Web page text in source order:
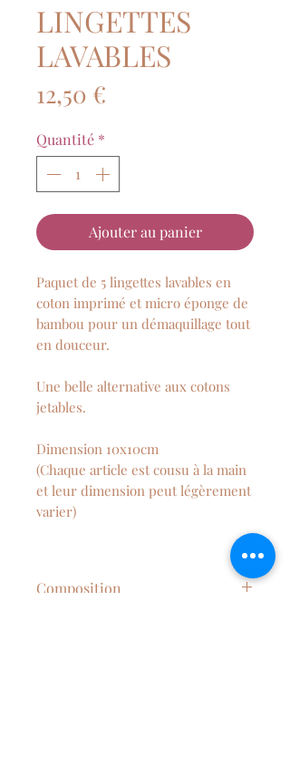
LINGETTES
LAVABLES
12,50 €
Quantité *
Ajouter au panier
Paquet de 5 lingettes lavables en
coton imprimé et micro éponge de
bambou pour un démaquillage tout
en douceur.
Une belle alternative aux cotons
jetables.
Dimension 10x10cm
(Chaque article est cousu à la main
et leur dimension peut légèrement
varier)
Composition